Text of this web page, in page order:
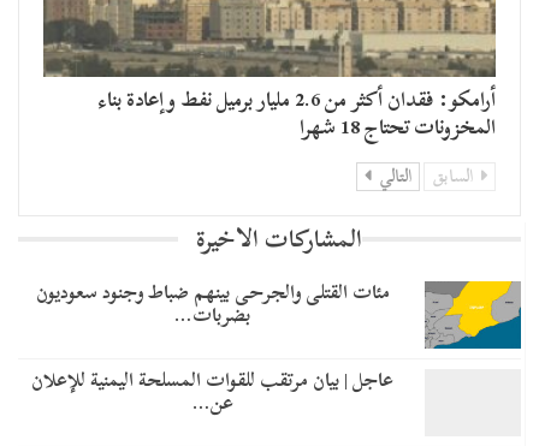
أرامكو: فقدان أكثر من 2.6 مليار برميل نفط وإعادة بناء
المخزونات تحتاج 18 شهرا
السابق التالي
المشاركات الاخيرة
مئات القتلى والجرحى بينهم ضباط وجنود سعوديون
بضربات…
عاجل | بيان مرتقب للقوات المسلحة اليمنية للإعلان
عن…